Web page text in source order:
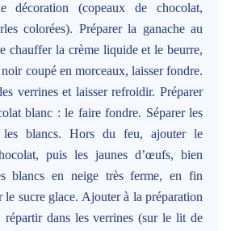
décoration (copeaux de chocolat,
colorées). Préparer la ganache au
chauffer la crème liquide et le beurre,
coupé en morceaux, laisser fondre.
verrines et laisser refroidir. Préparer
blanc : le faire fondre. Séparer les
blancs. Hors du feu, ajouter le
puis les jaunes d’œufs, bien
blancs en neige très ferme, en fin
le sucre glace. Ajouter à la préparation
répartir dans les verrines (sur le lit de